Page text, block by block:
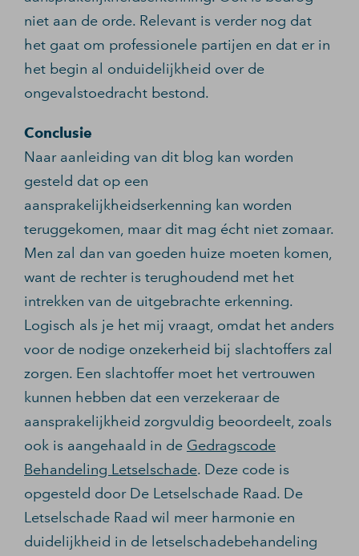
niet aan de orde. Relevant is verder nog dat
het gaat om professionele partijen en dat er in
het begin al onduidelijkheid over de
ongevalstoedracht bestond.
Conclusie
Naar aanleiding van dit blog kan worden
gesteld dat op een
aansprakelijkheidserkenning kan worden
teruggekomen, maar dit mag écht niet zomaar.
Men zal dan van goeden huize moeten komen,
want de rechter is terughoudend met het
intrekken van de uitgebrachte erkenning.
Logisch als je het mij vraagt, omdat het anders
voor de nodige onzekerheid bij slachtoffers zal
zorgen. Een slachtoffer moet het vertrouwen
kunnen hebben dat een verzekeraar de
aansprakelijkheid zorgvuldig beoordeelt, zoals
ook is aangehaald in de Gedragscode
Behandeling Letselschade. Deze code is
opgesteld door De Letselschade Raad. De
Letselschade Raad wil meer harmonie en
duidelijkheid in de letselschadebehandeling